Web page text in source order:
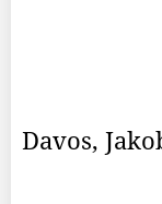
Davos,